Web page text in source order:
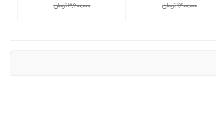
3,600,000 تومان 1,800,000 تومان